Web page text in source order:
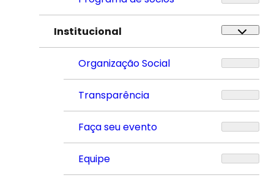
Institucional
Organização Social
Transparência
Faça seu evento
Equipe